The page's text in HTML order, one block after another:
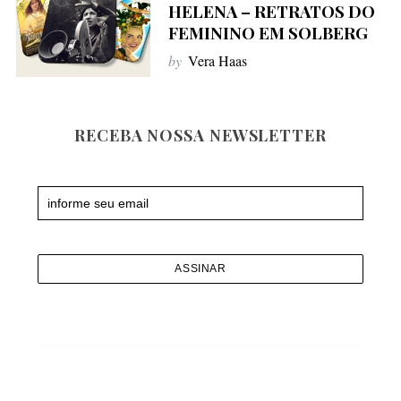
f
o
r
HELENA – RETRATOS DO
FEMININO EM SOLBERG
by Vera Haas
RECEBA NOSSA NEWSLETTER